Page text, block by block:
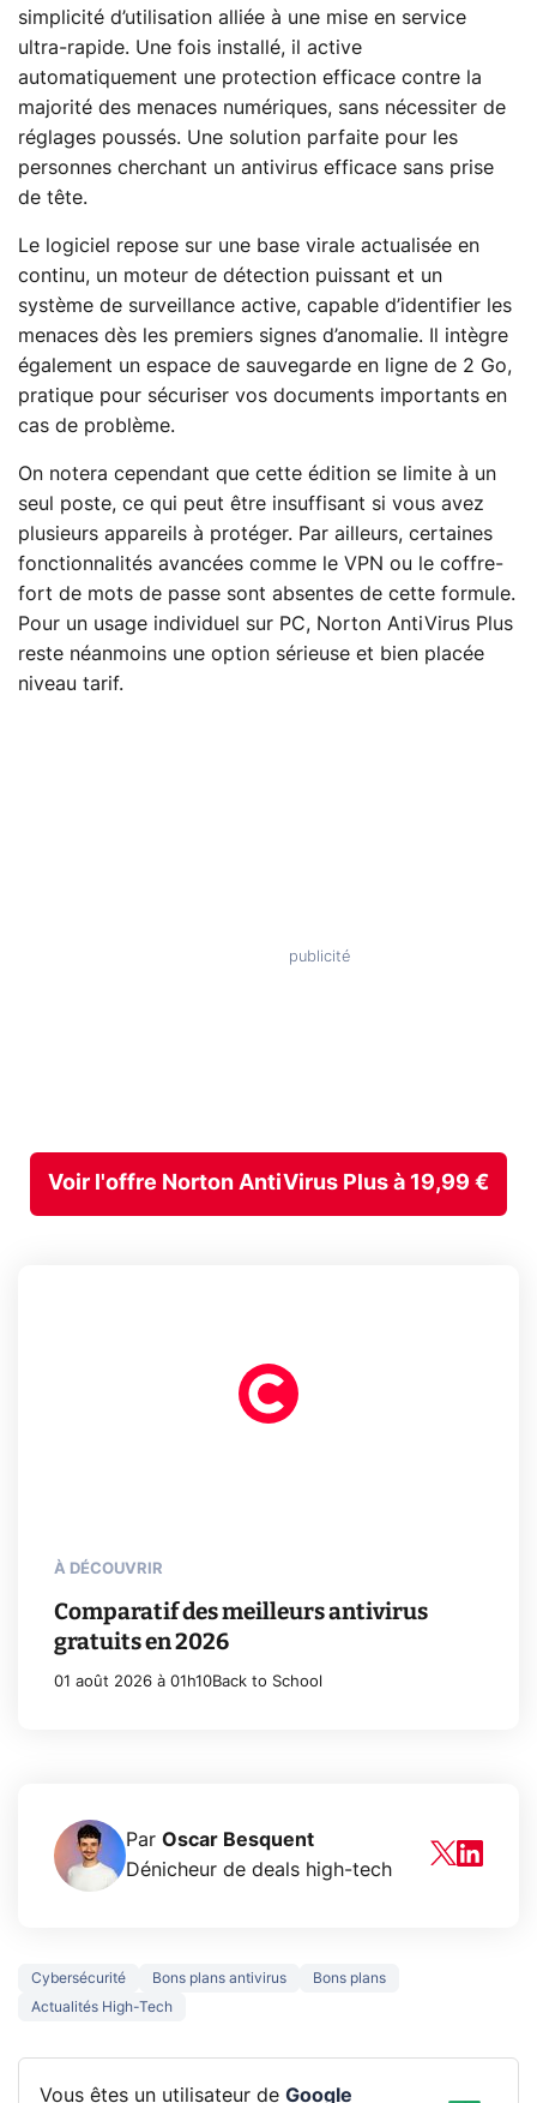
simplicité d’utilisation alliée à une mise en service
ultra-rapide. Une fois installé, il active
automatiquement une protection efficace contre la
majorité des menaces numériques, sans nécessiter de
réglages poussés. Une solution parfaite pour les
personnes cherchant un antivirus efficace sans prise
de tête.
Le logiciel repose sur une base virale actualisée en
continu, un moteur de détection puissant et un
système de surveillance active, capable d’identifier les
menaces dès les premiers signes d’anomalie. Il intègre
également un espace de sauvegarde en ligne de 2 Go,
pratique pour sécuriser vos documents importants en
cas de problème.
On notera cependant que cette édition se limite à un
seul poste, ce qui peut être insuffisant si vous avez
plusieurs appareils à protéger. Par ailleurs, certaines
fonctionnalités avancées comme le VPN ou le coffre-
fort de mots de passe sont absentes de cette formule.
Pour un usage individuel sur PC, Norton AntiVirus Plus
reste néanmoins une option sérieuse et bien placée
niveau tarif.
Voir l'offre Norton AntiVirus Plus à 19,99 €
À DÉCOUVRIR
Comparatif des meilleurs antivirus
gratuits en 2026
01 août 2026 à 01h10Back to School
Par Oscar Besquent
Dénicheur de deals high-tech
Cybersécurité Bons plans antivirus
Bons plans
Actualités High-Tech
Vous êtes un utilisateur de Google